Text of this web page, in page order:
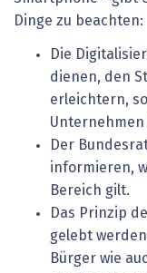
Dinge zu beachten:
Die
dienen, den
erleichtern,
Der
informieren,
Bereich gilt.
Das Prinzip
gelebt
Bürger wie